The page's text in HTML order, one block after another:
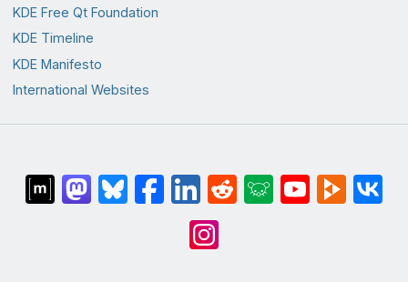
KDE Free Qt Foundation
KDE Timeline
KDE Manifesto
International Websites